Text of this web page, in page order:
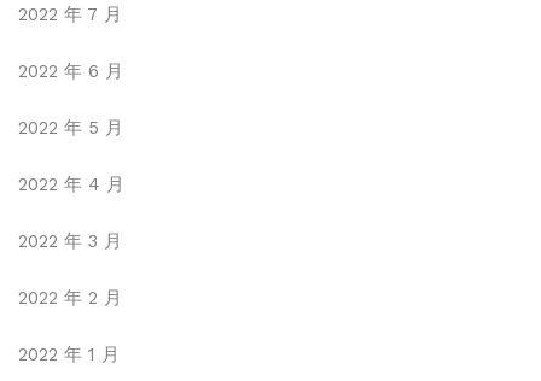
2022 年 7 月
2022 年 6 月
2022 年 5 月
2022 年 4 月
2022 年 3 月
2022 年 2 月
2022 年 1 月